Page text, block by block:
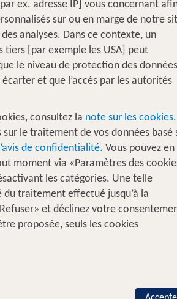
Maison de vacances
ex. adresse IP] vous concernant
sur ou en marge de notre
analyses. Dans ce contexte, un
tiers [par exemple les USA] peut
le niveau de protection des données
écarter et que l’accès par les autorités
consultez la note sur les cookies.
le traitement de vos données basé
l’avis de confidentialité. Vous pouvez en
moment via «Paramètres des
les catégories. Une telle
traitement effectué jusqu’à la
et déclinez votre
proposée, seuls les cookies